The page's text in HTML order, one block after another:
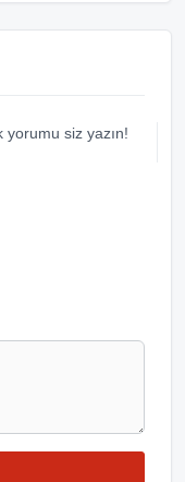
yorumu siz yazın!